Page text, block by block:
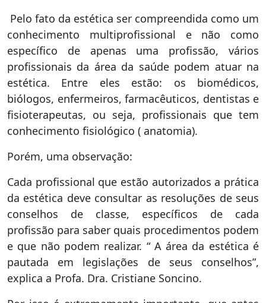
Pelo fato da estética ser compreendida como um
conhecimento multiprofissional e não como
específico de apenas uma profissão, vários
profissionais da área da saúde podem atuar na
estética. Entre eles estão: os biomédicos,
biólogos, enfermeiros, farmacêuticos, dentistas e
fisioterapeutas, ou seja, profissionais que tem
conhecimento fisiológico ( anatomia).
Porém, uma observação:
Cada profissional que estão autorizados a prática
da estética deve consultar as resoluções de seus
conselhos de classe, específicos de cada
profissão para saber quais procedimentos podem
e que não podem realizar. “ A área da estética é
pautada em legislações de seus conselhos”,
explica a Profa. Dra. Cristiane Soncino.